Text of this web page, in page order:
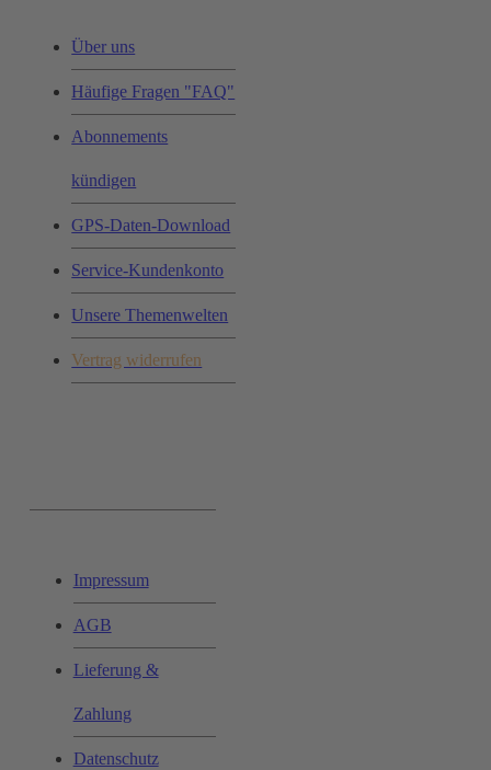
Über uns
Häufige Fragen "FAQ"
Abonnements
kündigen
GPS-Daten-Download
Service-Kundenkonto
Unsere Themenwelten
Vertrag widerrufen
Impressum
AGB
Lieferung &
Zahlung
Datenschutz